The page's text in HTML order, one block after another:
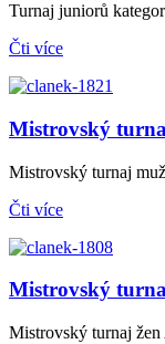
Turnaj juniorů
Čti více
Mistrovský
Mistrovský turnaj
Čti více
Mistrovský
Mistrovský turnaj